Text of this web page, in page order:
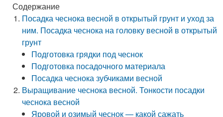
Содержание
Посадка чеснока весной в открытый грунт и уход за
ним. Посадка чеснока на головку весной в открытый
грунт
Подготовка грядки под чеснок
Подготовка посадочного материала
Посадка чеснока зубчиками весной
Выращивание чеснока весной. Тонкости посадки
чеснока весной
Яровой и озимый чеснок — какой сажать